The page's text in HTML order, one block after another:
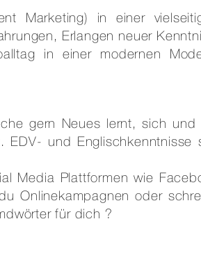
Marketing) in einer
Erlangen neuer
in einer modernen
gern Neues lernt, sich und
und Englischkenntnisse
Media Plattformen wie
Onlinekampagnen oder
für dich ?